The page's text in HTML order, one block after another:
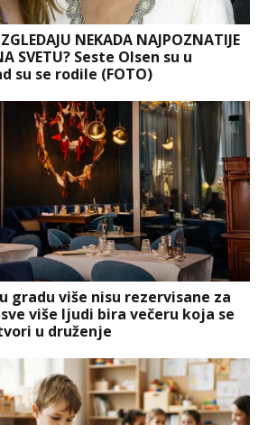
NEKADA NAJPOZNATIJE
SVETU? Seste Olsen su u
su se rodile (FOTO)
gradu više nisu rezervisane za
više ljudi bira večeru koja se
u druženje